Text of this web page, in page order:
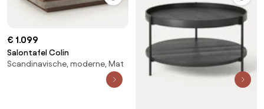
€ 1.099
Salontafel Colin
Scandinavische, moderne, Mat